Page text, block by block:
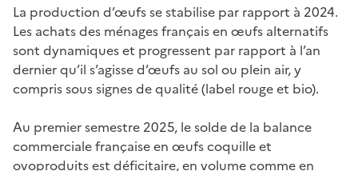
La production d’œufs se stabilise par rapport à 2024.
Les achats des ménages français en œufs alternatifs
sont dynamiques et progressent par rapport à l’an
dernier qu’il s’agisse d’œufs au sol ou plein air, y
compris sous signes de qualité (label rouge et bio).
Au premier semestre 2025, le solde de la balance
commerciale française en œufs coquille et
ovoproduits est déficitaire, en volume comme en